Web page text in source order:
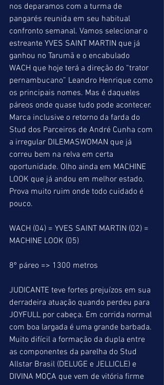
nos deparamos com a turma de
pangarés reunida em seu habitual
confronto semanal. Vamos selecionar o
estreante YVES SAINT MARTIN que já
ganhou no Tarumã e o encabulado
WACH que hoje terá a direção do “trator
pernambucano” Leandro Henrique como
os principais nomes. Mas é daqueles
páreos onde quase tudo pode acontecer.
Marca inclusive o retorno da farda do
Stud dos Parceiros de André Cunha com
a irregular DILEMASWOMAN que já
correu bem na relva em certa
oportunidade. Olho ainda em MACHINE
LOOK que já andou em melhor estado.
Prova muito ruim onde todo cuidado é
pouco.
WACH (04) = YVES SAINT MARTIN (02) =
MACHINE LOOK (05)
8º páreo => 1300 metros
JUDICANTE teve fortes prejuízos em sua
derradeira atuação quando perdeu para
JOYFULL por cabeça. Em corrida normal
com boa largada é uma grande barbada.
Muito difícil a formação da dupla entre
as componentes da parelha do Stud
Allstar Brasil (DELUGE e JELLICLE) e
DIVINA MOÇA que vem de vitória firme